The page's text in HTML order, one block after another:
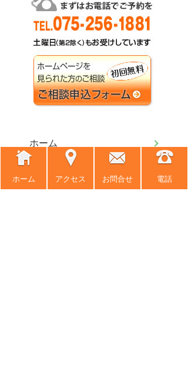
ホーム アクセス お問合せ 電話
ホーム
事務所紹介
弁護士紹介